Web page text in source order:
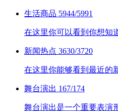
生活商品 5944/5991
在这里你可以看到你想知
新闻热点 3630/3720
在这里你能够看到最近的
舞台演出 167/174
舞台演出是一个重要表演